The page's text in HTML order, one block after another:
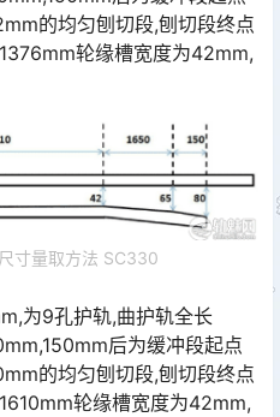
的均匀刨切段,刨切段终点
轮缘槽宽度为42mm,
寸量取方法 SC330
为9孔护轨,曲护轨全长
后为缓冲段起点
的均匀刨切段,刨切段终点
轮缘槽宽度为42mm,